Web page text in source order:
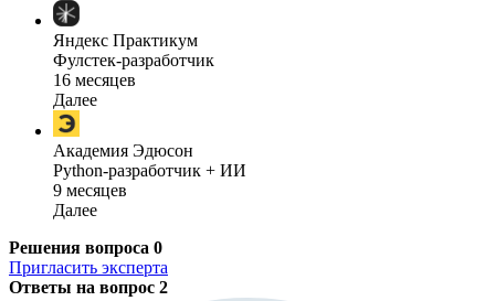
Яндекс Практикум
Фулстек-разработчик
16 месяцев
Далее
Академия Эдюсон
Python-разработчик + ИИ
9 месяцев
Далее
Решения вопроса 0
Пригласить эксперта
Ответы на вопрос 2